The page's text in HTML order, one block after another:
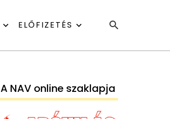
ELŐFIZETÉS
A NAV online szaklapja